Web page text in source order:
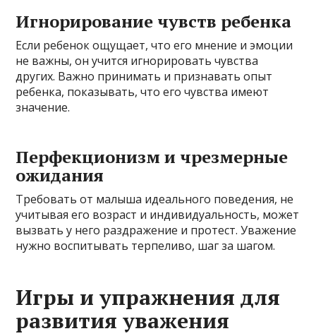
Игнорирование чувств ребенка
Если ребенок ощущает, что его мнение и эмоции
не важны, он учится игнорировать чувства
других. Важно принимать и признавать опыт
ребенка, показывать, что его чувства имеют
значение.
Перфекционизм и чрезмерные
ожидания
Требовать от малыша идеального поведения, не
учитывая его возраст и индивидуальность, может
вызвать у него раздражение и протест. Уважение
нужно воспитывать терпеливо, шаг за шагом.
Игры и упражнения для
развития уважения